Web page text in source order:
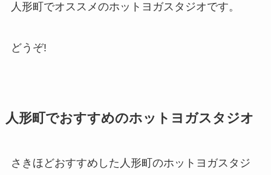
人形町でオススメのホットヨガスタジオです。
どうぞ!
人形町でおすすめのホットヨガスタジオ
さきほどおすすめした人形町のホットヨガスタジ